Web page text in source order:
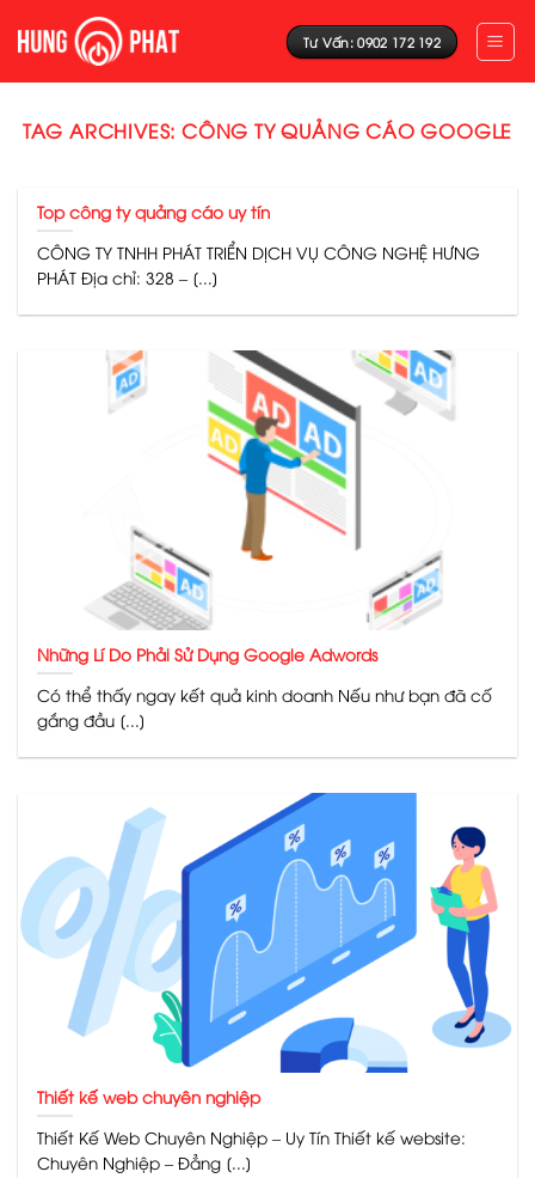
Tư Vấn: 0902 172 192
TAG ARCHIVES: CÔNG TY QUẢNG CÁO GOOGLE
Top công ty quảng cáo uy tín
CÔNG TY TNHH PHÁT TRIỂN DỊCH VỤ CÔNG NGHỆ HƯNG
PHÁT Địa chỉ: 328 – [...]
Những Lí Do Phải Sử Dụng Google Adwords
Có thể thấy ngay kết quả kinh doanh Nếu như bạn đã cố
gắng đầu [...]
Thiết kế web chuyên nghiệp
Thiết Kế Web Chuyên Nghiệp – Uy Tín Thiết kế website:
Chuyên Nghiệp – Đẳng [...]